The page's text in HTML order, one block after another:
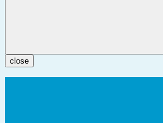
close